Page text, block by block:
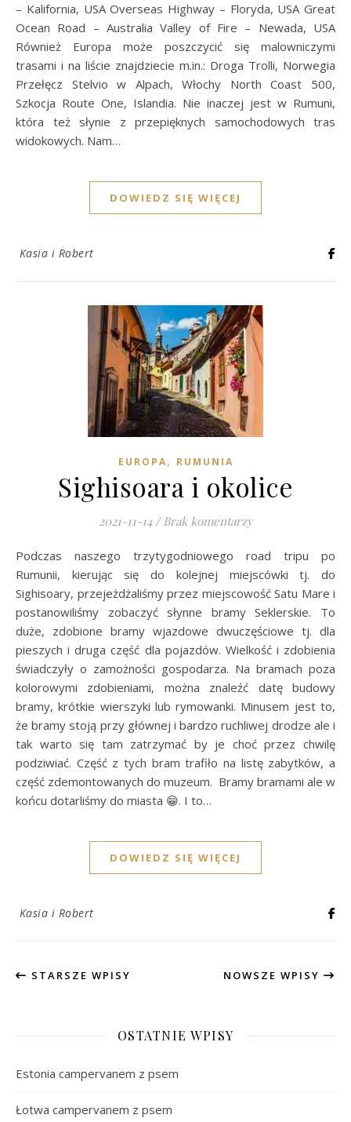
– Kalifornia, USA Overseas Highway – Floryda, USA Great
Ocean Road – Australia Valley of Fire – Newada, USA
Również Europa może poszczycić się malowniczymi
trasami i na liście znajdziecie m.in.: Droga Trolli, Norwegia
Przełęcz Stelvio w Alpach, Włochy North Coast 500,
Szkocja Route One, Islandia. Nie inaczej jest w Rumuni,
która też słynie z przepięknych samochodowych tras
widokowych. Nam…
DOWIEDZ SIĘ WIĘCEJ
Kasia i Robert
EUROPA, RUMUNIA
Sighisoara i okolice
2021-11-14 / Brak komentarzy
Podczas naszego trzytygodniowego road tripu po
Rumunii, kierując się do kolejnej miejscówki tj. do
Sighisoary, przejeżdżaliśmy przez miejscowość Satu Mare i
postanowiliśmy zobaczyć słynne bramy Seklerskie. To
duże, zdobione bramy wjazdowe dwuczęściowe tj. dla
pieszych i druga część dla pojazdów. Wielkość i zdobienia
świadczyły o zamożności gospodarza. Na bramach poza
kolorowymi zdobieniami, można znaleźć datę budowy
bramy, krótkie wierszyki lub rymowanki. Minusem jest to,
że bramy stoją przy głównej i bardzo ruchliwej drodze ale i
tak warto się tam zatrzymać by je choć przez chwilę
podziwiać. Część z tych bram trafiło na listę zabytków, a
część zdemontowanych do muzeum. Bramy bramami ale w
końcu dotarliśmy do miasta 😁. I to…
DOWIEDZ SIĘ WIĘCEJ
Kasia i Robert
STARSZE WPISY NOWSZE WPISY
OSTATNIE WPISY
Estonia campervanem z psem
Łotwa campervanem z psem